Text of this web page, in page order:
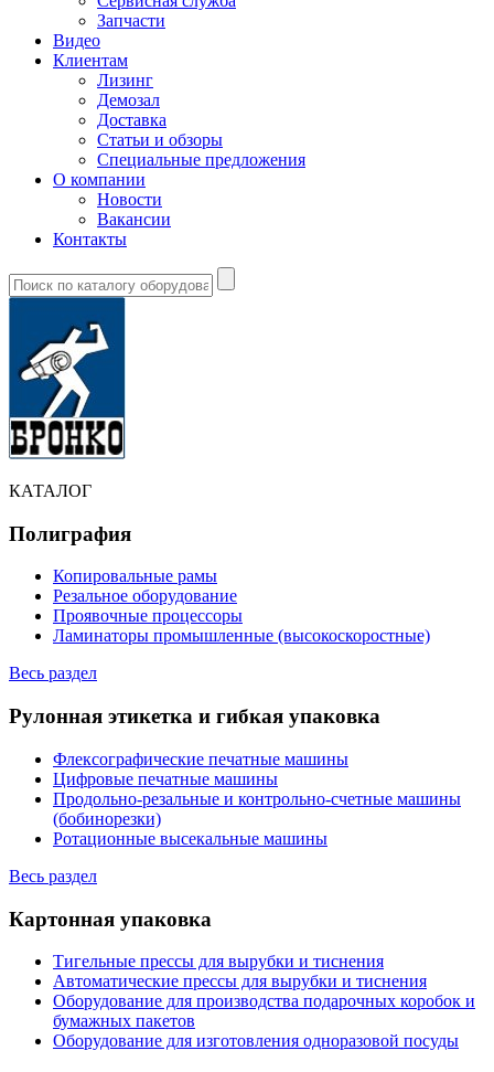
Запчасти
Видео
Клиентам
Лизинг
Демозал
Доставка
Статьи и обзоры
Специальные предложения
О компании
Новости
Вакансии
Контакты
КАТАЛОГ
Полиграфия
Копировальные рамы
Резальное оборудование
Проявочные процессоры
Ламинаторы промышленные (высокоскоростные)
Весь раздел
Рулонная этикетка и гибкая упаковка
Флексографические печатные машины
Цифровые печатные машины
Продольно-резальные и контрольно-счетные машины
(бобинорезки)
Ротационные высекальные машины
Весь раздел
Картонная упаковка
Тигельные прессы для вырубки и тиснения
Автоматические прессы для вырубки и тиснения
Оборудование для производства подарочных коробок и
бумажных пакетов
Оборудование для изготовления одноразовой посуды